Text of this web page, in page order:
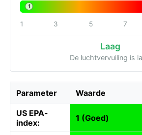
1
1 3 5 7
Laag
De luchtvervuiling is
Parameter Waarde
US EPA-
index:
1 (Goed)